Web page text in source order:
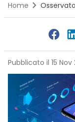
Home
Pubblicato il 15 Nov